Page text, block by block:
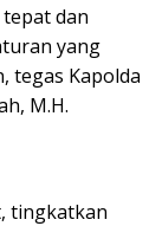
dan
yang
tegas Kapolda
M.H.
tingkatkan